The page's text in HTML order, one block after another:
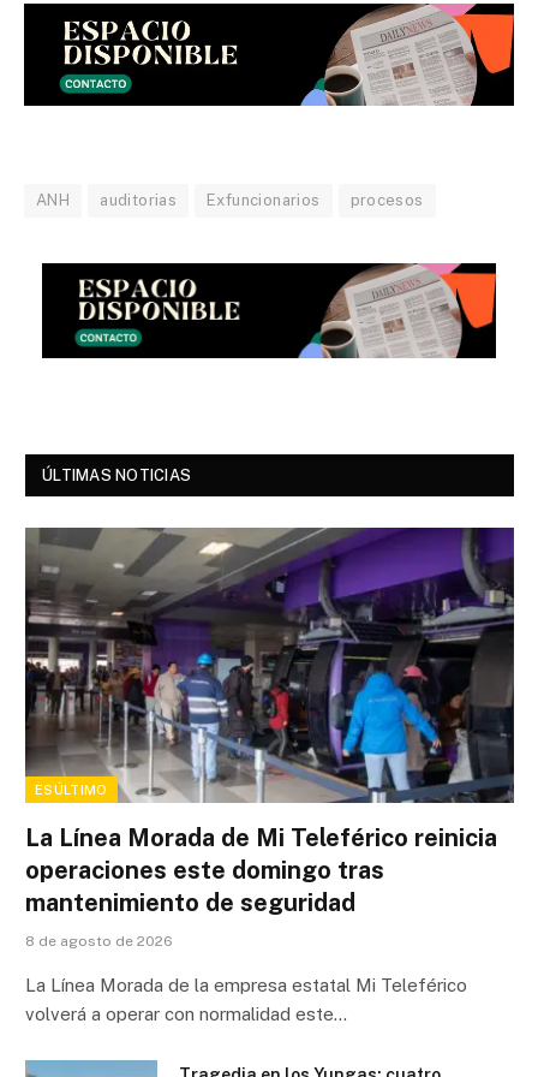
ANH auditorias Exfuncionarios procesos
ÚLTIMAS NOTICIAS
ESÚLTIMO
La Línea Morada de Mi Teleférico reinicia
operaciones este domingo tras
mantenimiento de seguridad
8 de agosto de 2026
La Línea Morada de la empresa estatal Mi Teleférico
volverá a operar con normalidad este…